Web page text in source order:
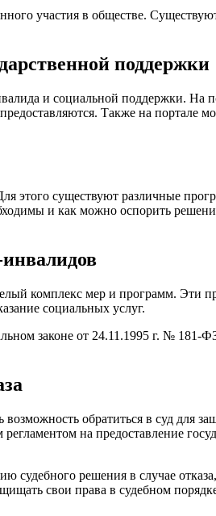
участия в обществе.
поддержки
и социальной поддержки. На
Также на портале
этого существуют различные
и как можно оспорить
комплекс мер и программ. Эти
социальных услуг.
законе от 24.11.1995 г. № 181-
обратиться в суд для
на предоставление
решения в случае
свои права в судебном